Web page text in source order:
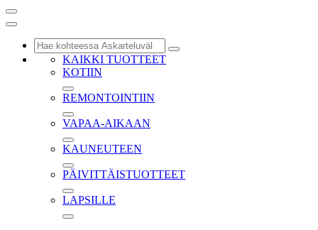
KAIKKI TUOTTEET
KOTIIN
REMONTOINTIIN
VAPAA-AIKAAN
KAUNEUTEEN
PÄIVITTÄISTUOTTEET
LAPSILLE